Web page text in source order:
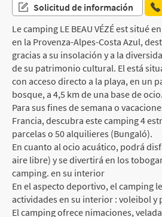
Solicitud de información
Le camping LE BEAU VÉZÉ est situé
en la Provenza-Alpes-Costa Azul,
gracias a su insolación y a la
de su patrimonio cultural. El está
con acceso directo a la playa, en un
bosque, a 4,5 km de una base de ocio.
Para sus fines de semana o
Francia, descubra este camping 4
parcelas o 50 alquilieres (Bungaló).
En cuanto al ocio acuático, podrá
aire libre) y se divertirá en los
camping. en su interior
En el aspecto deportivo, el camping
actividades en su interior : voleibol y
El camping ofrece nimaciones,